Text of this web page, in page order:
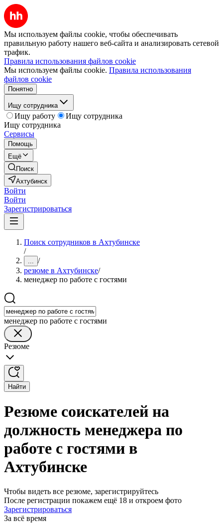
Мы используем файлы cookie, чтобы обеспечивать
правильную работу нашего веб-сайта и анализировать сетевой
трафик.
Правила использования файлов cookie
Мы используем файлы cookie. Правила использования
файлов cookie
Понятно
Ищу сотрудника
Ищу работу
Ищу сотрудника
Ищу сотрудника
Сервисы
Помощь
Ещё
Поиск
Ахтубинск
Войти
Войти
Зарегистрироваться
Поиск сотрудников в Ахтубинске
/
... /
резюме в Ахтубинске/
менеджер по работе с гостями
менеджер по работе с гостями
Резюме
Найти
Резюме соискателей на
должность менеджера по
работе с гостями в
Ахтубинске
Чтобы видеть все резюме, зарегистрируйтесь
После регистрации покажем ещё 18 и откроем фото
Зарегистрироваться
За всё время